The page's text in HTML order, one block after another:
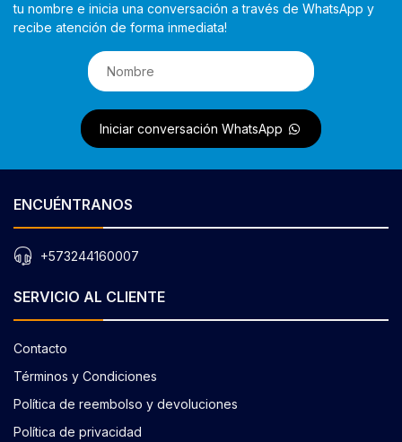
tu nombre e inicia una conversación a través de WhatsApp y
recibe atención de forma inmediata!
Iniciar conversación WhatsApp
ENCUÉNTRANOS
+573244160007
SERVICIO AL CLIENTE
Contacto
Términos y Condiciones
Política de reembolso y devoluciones
Política de privacidad